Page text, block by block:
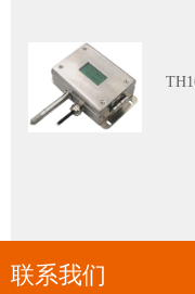
联系我们